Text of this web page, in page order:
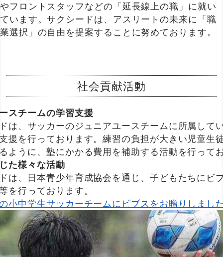
やフロントスタッフなどの「延長線上の職」に就い
ています。サクシードは、アスリートの未来に「職
業選択」の自由を提案することに努めております。
社会貢献活動
スチームの学習支援
、サッカーのジュニアユースチームに所属して
援を行っております。練習の負担が大きい児童生
ように、塾にかかる費用を補助する活動を行って
た様々な活動
、日本青少年育成協会を通じ、子どもたちにビ
を行っております。
小中学生サッカーチームにビブスをお贈りしまし